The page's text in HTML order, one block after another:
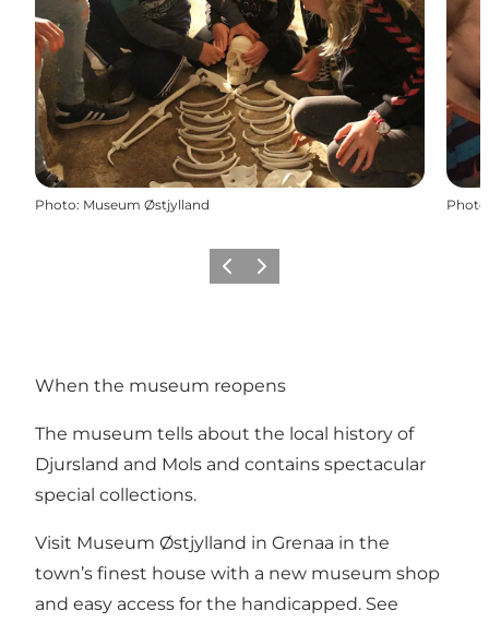
Photo: Museum Østjylland Photo
PrécédentSuivant
When the museum reopens
The museum tells about the local history of
Djursland and Mols and contains spectacular
special collections.
Visit Museum Østjylland in Grenaa in the
town’s finest house with a new museum shop
and easy access for the handicapped. See